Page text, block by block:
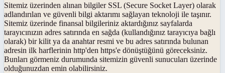
Sitemiz üzerinden alınan bilgiler SSL (Secure Socket Layer) olarak
adlandırılan ve güvenli bilgi aktarımı sağlayan teknoloji ile taşınır.
Sitemiz üzerinde finansal bilgileriniz aktardığınız sayfalarda
tarayıcınızın adres satırında en sağda (kullandığınız tarayıcıya bağlı
olarak) bir kilit ya da anahtar resmi ve bu adres satırında bulunan
adresin ilk harflerinin http'den https'e dönüştüğünü göreceksiniz.
Bunları görmeniz durumunda sitemizin güvenli sunucuları üzerinde
olduğunuzdan emin olabilirsiniz.